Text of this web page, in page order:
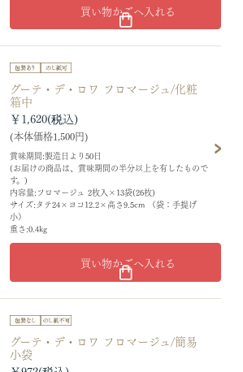
買い物かごへ入れる
グーテ・デ・ロワ フロマージュ/化粧
箱中
賞味期間:製造日より50日
(お届けの商品は、賞味期間の半分以上を有したもので
す。)
内容量:フロマージュ 2枚入×13袋(26枚)
サイズ:タテ24×ヨコ12.2×高さ9.5cm （袋：手提げ
小）
重さ:0.4kg
￥1,620
(本体価格1,500円)
買い物かごへ入れる
グーテ・デ・ロワ フロマージュ/簡易
小袋